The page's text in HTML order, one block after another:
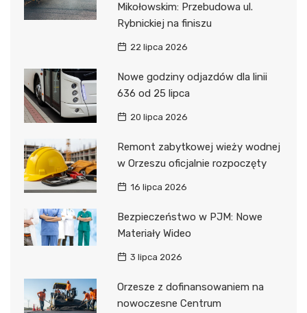
Mikołowskim: Przebudowa ul.
Rybnickiej na finiszu
22 lipca 2026
Nowe godziny odjazdów dla linii
636 od 25 lipca
20 lipca 2026
Remont zabytkowej wieży wodnej
w Orzeszu oficjalnie rozpoczęty
16 lipca 2026
Bezpieczeństwo w PJM: Nowe
Materiały Wideo
3 lipca 2026
Orzesze z dofinansowaniem na
nowoczesne Centrum